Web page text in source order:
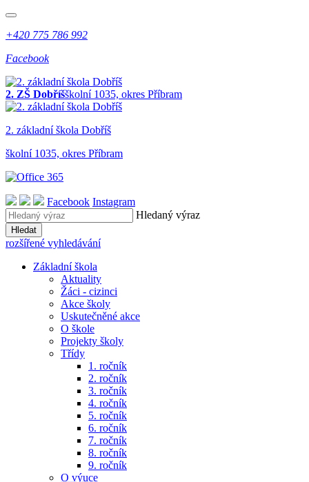
+420 775 786 992
Facebook
2. ZŠ Dobříšškolní 1035, okres Příbram
2. základníškola Dobříš
školní 1035, okres Příbram
Facebook Instagram
Hledaný výraz
Hledat
rozšířené vyhledávání
Základní škola
Aktuality
Žáci - cizinci
Akce školy
Uskutečněné akce
O škole
Projekty školy
Třídy
1. ročník
2. ročník
3. ročník
4. ročník
5. ročník
6. ročník
7. ročník
8. ročník
9. ročník
O výuce